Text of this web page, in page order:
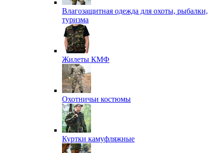
Влагозащитная одежда для охоты, рыбалки,
туризма
Жилеты КМФ
Охотничьи костюмы
Куртки камуфляжные